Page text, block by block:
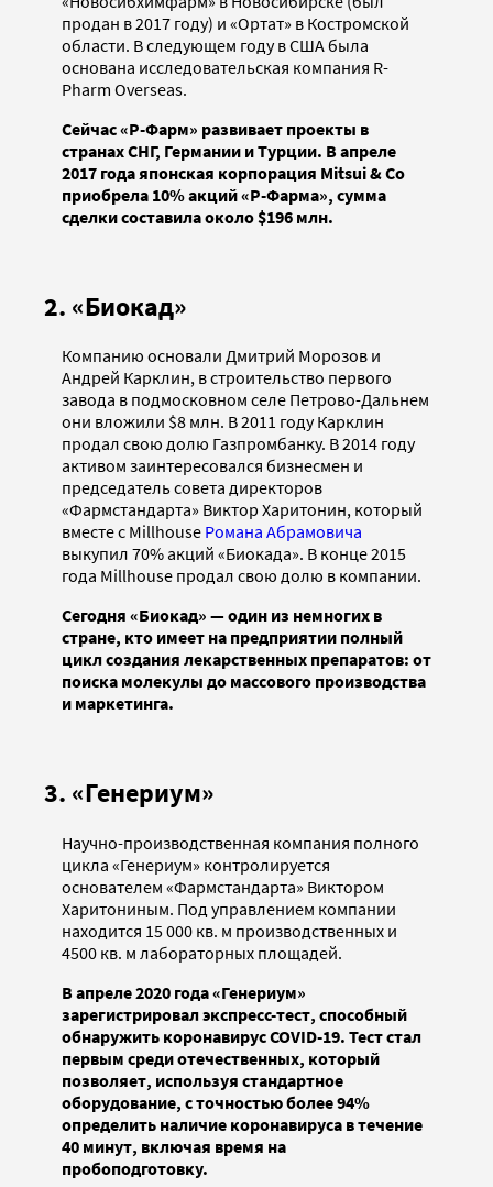
продан в 2017 году) и «Ортат» в Костромской
области. В следующем году в США была
основана исследовательская компания R-
Pharm Overseas.
Сейчас «Р-Фарм» развивает проекты в
странах СНГ, Германии и Турции. В апреле
2017 года японская корпорация Mitsui & Co
приобрела 10% акций «Р-Фарма», сумма
сделки составила около $196 млн.
2. «Биокад»
Компанию основали Дмитрий Морозов и
Андрей Карклин, в строительство первого
завода в подмосковном селе Петрово-Дальнем
они вложили $8 млн. В 2011 году Карклин
продал свою долю Газпромбанку. В 2014 году
активом заинтересовался бизнесмен и
председатель совета директоров
«Фармстандарта» Виктор Харитонин, который
вместе с Millhouse Романа Абрамовича
выкупил 70% акций «Биокада». В конце 2015
года Millhouse продал свою долю в компании.
Сегодня «Биокад» — один из немногих в
стране, кто имеет на предприятии полный
цикл создания лекарственных препаратов: от
поиска молекулы до массового производства
и маркетинга.
3. «Генериум»
Научно-производственная компания полного
цикла «Генериум» контролируется
основателем «Фармстандарта» Виктором
Харитониным. Под управлением компании
находится 15 000 кв. м производственных и
4500 кв. м лабораторных площадей.
В апреле 2020 года «Генериум»
зарегистрировал экспресс-тест, способный
обнаружить коронавирус COVID-19. Тест стал
первым среди отечественных, который
позволяет, используя стандартное
оборудование, с точностью более 94%
определить наличие коронавируса в течение
40 минут, включая время на
пробоподготовку.